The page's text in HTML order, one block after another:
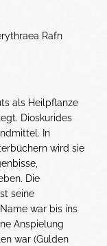
Rafn
als Heilpflanze
Dioskurides
In
wird sie
Die
seine
war bis ins
Anspielung
war (Gulden